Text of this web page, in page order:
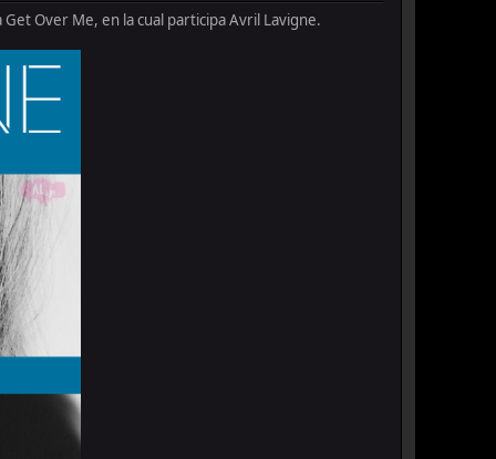
Over Me, en la cual participa Avril Lavigne.